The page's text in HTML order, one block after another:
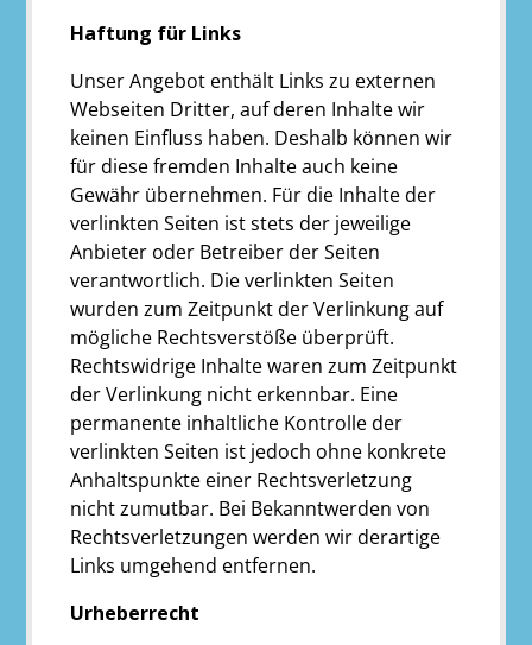
Haftung für Links
Unser Angebot enthält Links zu externen
Webseiten Dritter, auf deren Inhalte wir
keinen Einfluss haben. Deshalb können wir
für diese fremden Inhalte auch keine
Gewähr übernehmen. Für die Inhalte der
verlinkten Seiten ist stets der jeweilige
Anbieter oder Betreiber der Seiten
verantwortlich. Die verlinkten Seiten
wurden zum Zeitpunkt der Verlinkung auf
mögliche Rechtsverstöße überprüft.
Rechtswidrige Inhalte waren zum Zeitpunkt
der Verlinkung nicht erkennbar. Eine
permanente inhaltliche Kontrolle der
verlinkten Seiten ist jedoch ohne konkrete
Anhaltspunkte einer Rechtsverletzung
nicht zumutbar. Bei Bekanntwerden von
Rechtsverletzungen werden wir derartige
Links umgehend entfernen.
Urheberrecht